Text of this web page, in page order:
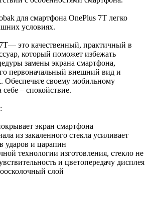
для смартфона OnePlus 7T легко
условиях.
это качественный, практичный в
который поможет избежать
замены экрана смартфона,
первоначальный внешний вид и
Обеспечьте своему мобильному
себе – спокойствие.
экран смартфона
из закаленного стекла усиливает
ударов и царапин
технологии изготовления, стекло не
и цветопередачу дисплея
слой